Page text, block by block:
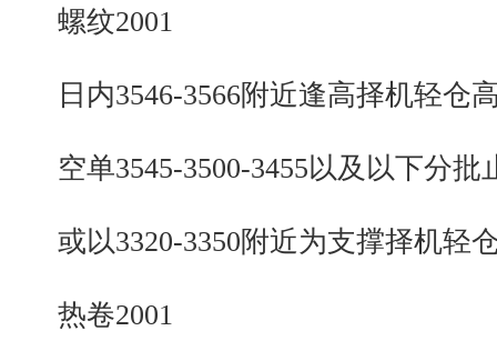
螺纹2001
日内3546-3566附近逢高择机轻仓
空单3545-3500-3455以及以下分批
或以3320-3350附近为支撑择机轻
热卷2001